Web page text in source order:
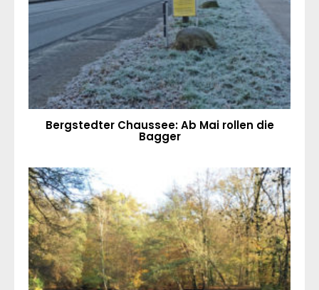
Bergstedter Chaussee: Ab Mai rollen die
Bagger